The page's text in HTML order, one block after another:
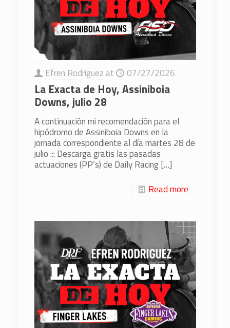
Efren Rodriguez at 07/27/2026
La Exacta de Hoy, Assiniboia
Downs, julio 28
A continuación mi recomendación para el
hipódromo de Assiniboia Downs en la
jornada correspondiente al día martes 28 de
julio ::: Descarga gratis las pasadas
actuaciones (PP’s) de Daily Racing[…]
Read more